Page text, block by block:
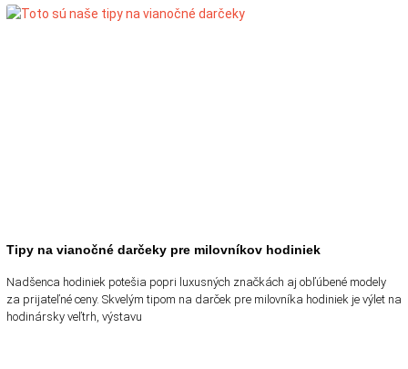
Tipy na vianočné darčeky pre milovníkov hodiniek
Nadšenca hodiniek potešia popri luxusných značkách aj obľúbené modely
za prijateľné ceny. Skvelým tipom na darček pre milovníka hodiniek je výlet na
hodinársky veľtrh, výstavu